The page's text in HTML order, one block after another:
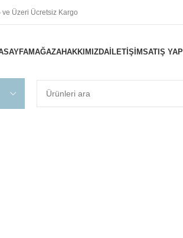
ve Üzeri Ücretsiz Kargo
MAĞAZAHAKKIMIZDAİLETIŞIMSATIŞ